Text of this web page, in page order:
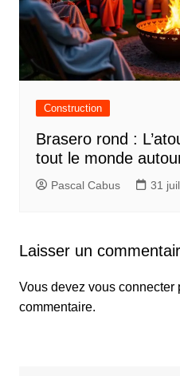
Construction
Brasero rond :
tout le monde
Pascal Cabus 31
Laisser un
Vous devez vous connecter
commentaire.